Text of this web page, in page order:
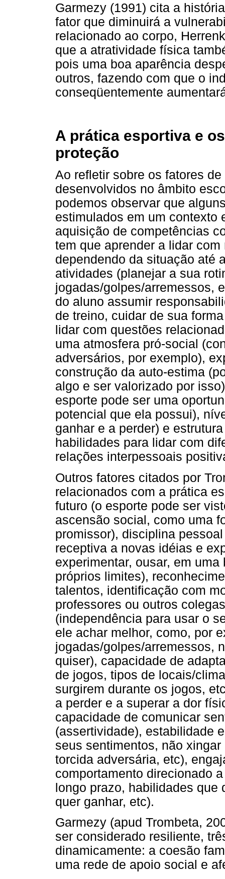
Garmezy (1991) cita a
fator que diminuirá a
relacionado ao corpo,
que a atratividade física
pois uma boa aparência
outros, fazendo com que o
conseqüentemente
A prática esportiva e
proteção
Ao refletir sobre os fatores
desenvolvidos no âmbito
podemos observar que
estimulados em um contexto
aquisição de competências
tem que aprender a lidar
dependendo da situação até
atividades (planejar a sua
jogadas/golpes/arremessos,
do aluno assumir
de treino, cuidar de sua
lidar com questões
uma atmosfera pró-social
adversários, por exemplo),
construção da auto-estima
algo e ser valorizado por
esporte pode ser uma
potencial que ela possui),
ganhar e a perder) e
habilidades para lidar com
relações interpessoais
Outros fatores citados por
relacionados com a prática
futuro (o esporte pode ser
ascensão social, como uma
promissor), disciplina
receptiva a novas idéias e
experimentar, ousar, em
próprios limites),
talentos, identificação com
professores ou outros
(independência para usar o
ele achar melhor, como, por
jogadas/golpes/arremessos,
quiser), capacidade de
de jogos, tipos de locais/
surgirem durante os jogos,
a perder e a superar a dor
capacidade de comunicar
(assertividade), estabilidade
seus sentimentos, não
torcida adversária, etc),
comportamento direcionado
longo prazo, habilidades que
quer ganhar, etc).
Garmezy (apud Trombeta,
ser considerado resiliente,
dinamicamente: a coesão
uma rede de apoio social e